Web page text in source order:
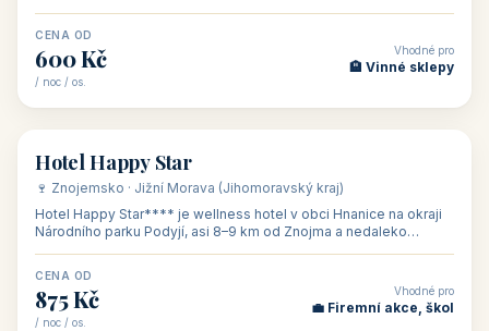
CENA OD
600 Kč
/ noc / os.
Vhodné pro
🏨 Vinné sklepy
🏨 hotel
Hotel Happy Star
🍷 Znojemsko · Jižní Morava (Jihomoravský kraj)
Hotel Happy Star**** je wellness hotel v obci Hnanice na okraji
Národního parku Podyjí, asi 8–9 km od Znojma a nedaleko
CENA OD
875 Kč
/ noc / os.
Vhodné pro
💼 Firemní akce, škol